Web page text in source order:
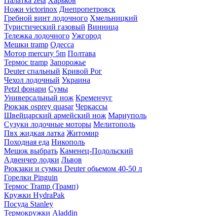
Ножи victorinox Днепропетровск
Гребной винт лодочного Хмельницкий
Туристический газовый Винница
Тележка лодочного Ужгород
Мешки tramp Одесса
Мотор mercury 5m Полтава
Термос tramp Запорожье
Deuter спальный Кривой Рог
Чехол лодочный Украина
Petzl фонари Сумы
Универсальный нож Кременчуг
Рюкзак osprey quasar Черкассы
Швейцарский армейский нож Мариуполь
Сузуки лодочные моторы Мелитополь
Пвх жидкая латка Житомир
Походная еда Никополь
Мешок выбрать Каменец-Подольский
Адвенчер лодки Львов
Рюкзаки и сумки Deuter обьемом 40-50 л
Горелки Pinguin
Термос Tramp (Трамп)
Кружки HydraPak
Посуда Stanley
Термокружки Aladdin